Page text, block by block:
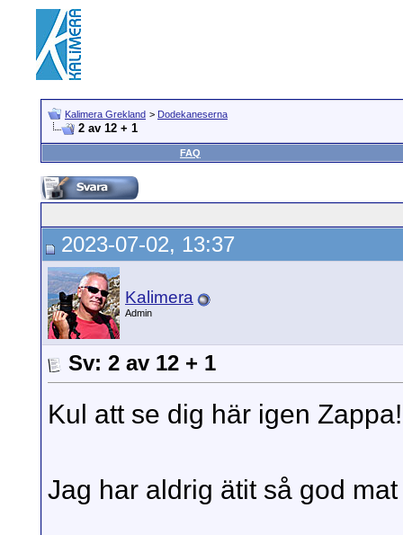
Kalimera Grekland > Dodekaneserna
2 av 12 + 1
FAQ
2023-07-02, 13:37
Kalimera
Admin
Sv: 2 av 12 + 1
Kul att se dig här igen
Jag har aldrig ätit så god